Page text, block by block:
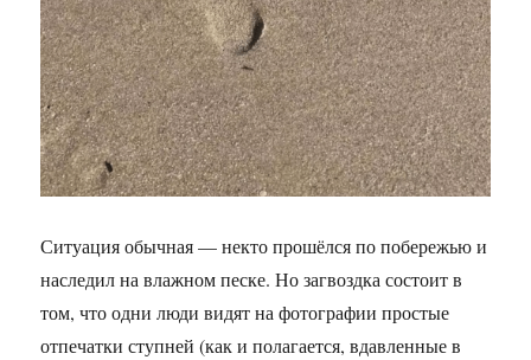
Ситуация обычная — некто прошёлся по побережью и
наследил на влажном песке. Но загвоздка состоит в
том, что одни люди видят на фотографии простые
отпечатки ступней (как и полагается, вдавленные в